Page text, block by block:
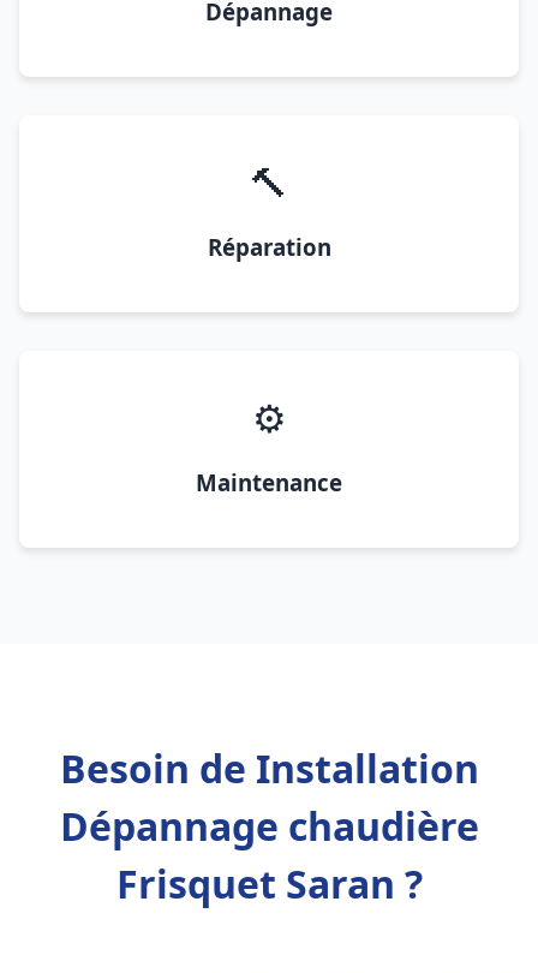
Dépannage
🔨
Réparation
⚙️
Maintenance
Besoin de Installation
Dépannage chaudière
Frisquet Saran ?